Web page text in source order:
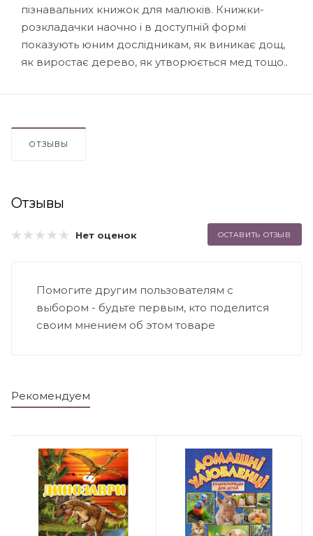
пізнавальних книжок для малюків. Книжки-
розкладачки наочно і в доступній формі
показують юним дослідникам, як виникає дощ,
як виростає дерево, як утворюється мед тощо..
ОТЗЫВЫ
Отзывы
Нет оценок ОСТАВИТЬ ОТЗЫВ
Помогите другим пользователям с
выбором - будьте первым, кто поделится
своим мнением об этом товаре
Рекомендуем